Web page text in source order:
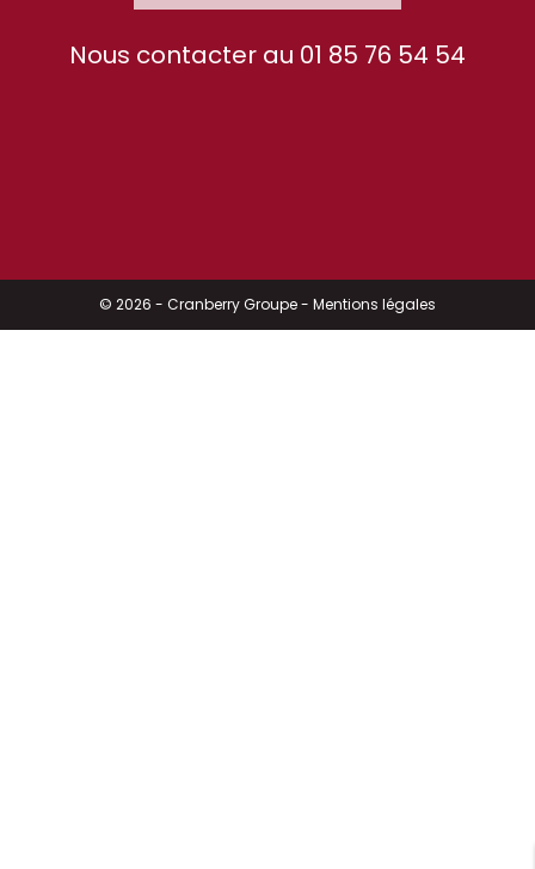
Nous contacter au 01 85 76 54 54
© 2026 - Cranberry Groupe - Mentions légales